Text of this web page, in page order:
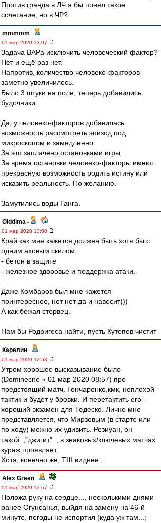
Против гранда в ЛЧ я бы понял такое
сочетание, но в ЧР?
mmmmm -
01 мар 2020 13:07
Задача ВАРа исключить человеческий фактор?
Нет и ещё раз нет.
Напротив, количество человеко-факторов
заметно увеличилось.
Было 3 штуки на поле, теперь добавились
будочники.
Да, у человеко-факторов добавилась
возможность рассмотреть эпизод под
микроскопом и замедленно.
За это заплачено остановками игры.
За время остановки человеко-факторы имеют
прекрасную возможность родить истину или
исказить реальность. По желанию.
Замутились воды Ганга.
Olddima -
01 мар 2020 13:00
Край как мне кажется должен быть хотя бы с
одним аховым скилом.
- бетон в защите
- железное здоровье и поддержка атаки.
Даже Комбаров был мне кажется
поинтереснее, нет нет да и навесит)))
А как бежал стервец.
Нам бы Родригеса найти, пусть Кутепов чистит
Карелин -
01 мар 2020 12:58
Утром хорошее высказывание было
(Dominecne » 01 мар 2020 08:57) про
предстоящий матч. Гончаренко,кмк, неплохой
тактик и будет у бровки. И перетактить его -
хороший экзамен для Тедеско. Лично мне
представляется, что Мирзовым (в старте или
по ходу) можно их удивить. Резиуан, он
такой..,"джигит".., в знаковых/ключевых матчах
кураж проявляет.
Хотя, конечно же, ТШ виднее..
Alex Green -
01 мар 2020 12:57
Положа руку на сердце..., несколькими днями
ранее Огунсанья, выйдя на замену на 46-й
минуте, погоды не испортил (куда уж там...;